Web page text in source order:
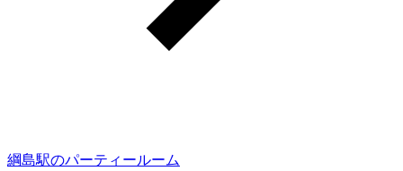
綱島駅のパーティールーム